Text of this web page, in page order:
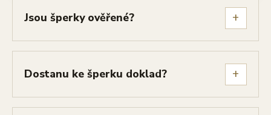
Jsou šperky ověřené? +
Dostanu ke šperku doklad? +